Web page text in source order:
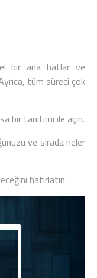
bir ana hatlar ve
tüm süreci çok
bir tanıtımı ile açın.
ve sırada neler
hatırlatın.